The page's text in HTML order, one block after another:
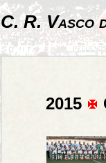
C. R. Vasco
2015